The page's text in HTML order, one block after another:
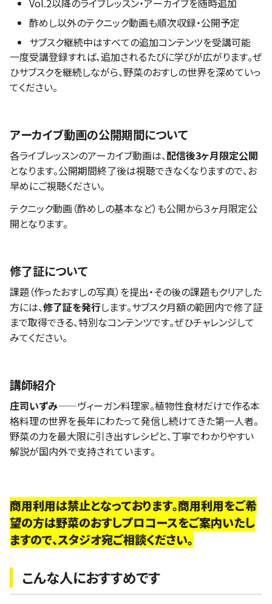
Vol.2以降のライブレッスン・アーカイブを随時追加
酢めし以外のテクニック動画も順次収録・公開予定
サブスク継続中はすべての追加コンテンツを受講可能
一度受講登録すれば、追加されるたびに学びが広がります。ぜ
ひサブスクを継続しながら、野菜のおすしの世界を深めていっ
てください。
アーカイブ動画の公開期間について
各ライブレッスンのアーカイブ動画は、配信後3ヶ月限定公開
となります。公開期間終了後は視聴できなくなりますので、お
早めにご視聴ください。
テクニック動画（酢めしの基本など）も公開から３ヶ月限定公
開となります。
修了証について
課題（作ったおすしの写真）を提出・その後の課題もクリアした
方には、修了証を発行します。サブスク月額の範囲内で修了証
まで取得できる、特別なコンテンツです。ぜひチャレンジして
みてください。
講師紹介
庄司いずみ——ヴィーガン料理家。植物性食材だけで作る本
格料理の世界を長年にわたって発信し続けてきた第一人者。
野菜の力を最大限に引き出すレシピと、丁寧でわかりやすい
解説が国内外で支持されています。
商用利用は禁止となっております。商用利用をご希
望の方は野菜のおすしプロコースをご案内いたし
ますので、スタジオ宛ご相談ください。
こんな人におすすめです